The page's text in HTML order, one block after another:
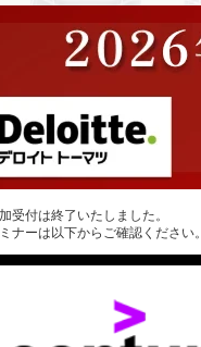
受付は終了いたしました。
ナーは以下からご確認ください。